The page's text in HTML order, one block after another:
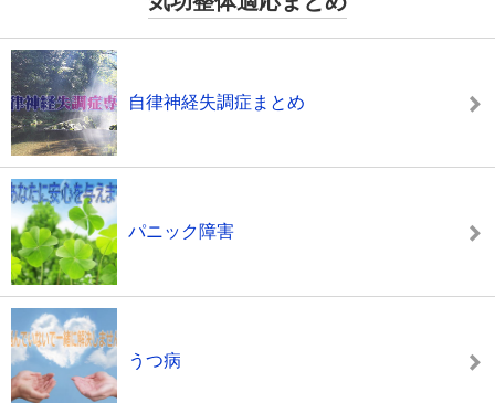
自律神経失調症まとめ
パニック障害
うつ病